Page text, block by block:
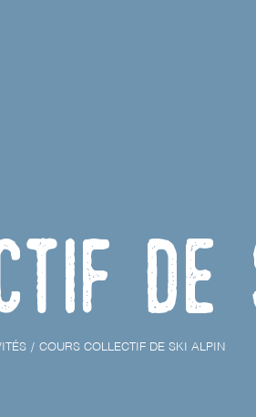
de
COURS COLLECTIF DE SKI ALPIN